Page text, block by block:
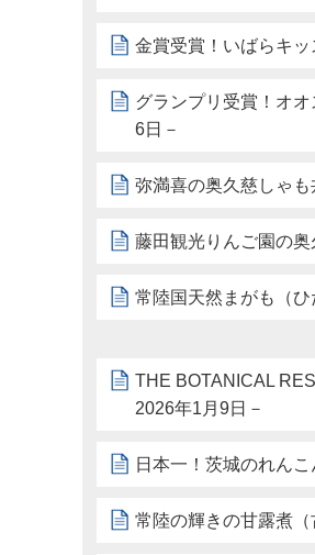
金賞受賞！いばらキ
グランプリ受賞！オ
6日－
弥満喜の奥久慈しゃ
藤田観光りんご園の
常陸国天然まがも（
THE BOTANICAL
2026年1月9日－
日本一！茨城のれん
常陸の輝きの甘露煮